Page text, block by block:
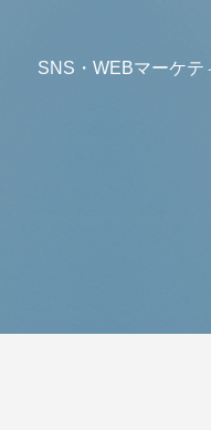
SNS・WEBマーケテ